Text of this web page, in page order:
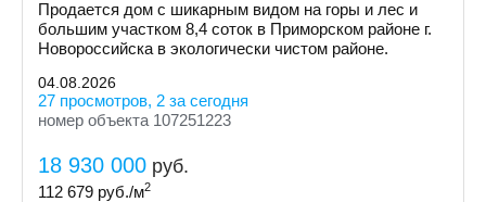
Продается дом с шикарным видом на горы и лес и
большим участком 8,4 соток в Приморском районе г.
Новороссийска в экологически чистом районе.
04.08.2026
27 просмотров, 2 за сегодня
номер объекта 107251223
18 930 000 руб.
112 679 руб./м2